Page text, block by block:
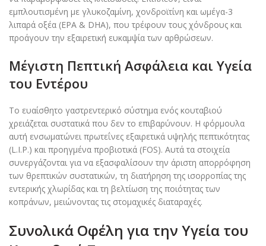
εμπλουτισμένη με γλυκοζαμίνη, χονδροϊτίνη και ωμέγα-3
λιπαρά οξέα (EPA & DHA), που τρέφουν τους χόνδρους και
προάγουν την εξαιρετική ευκαμψία των αρθρώσεων.
Μέγιστη Πεπτική Ασφάλεια και Υγεία
του Εντέρου
Το ευαίσθητο γαστρεντερικό σύστημα ενός κουταβιού
χρειάζεται συστατικά που δεν το επιβαρύνουν. Η φόρμουλα
αυτή ενσωματώνει πρωτεΐνες εξαιρετικά υψηλής πεπτικότητας
(L.I.P.) και προηγμένα προβιοτικά (FOS). Αυτά τα στοιχεία
συνεργάζονται για να εξασφαλίσουν την άριστη απορρόφηση
των θρεπτικών συστατικών, τη διατήρηση της ισορροπίας της
εντερικής χλωρίδας και τη βελτίωση της ποιότητας των
κοπράνων, μειώνοντας τις στομαχικές διαταραχές.
Συνολικά Οφέλη για την Υγεία του